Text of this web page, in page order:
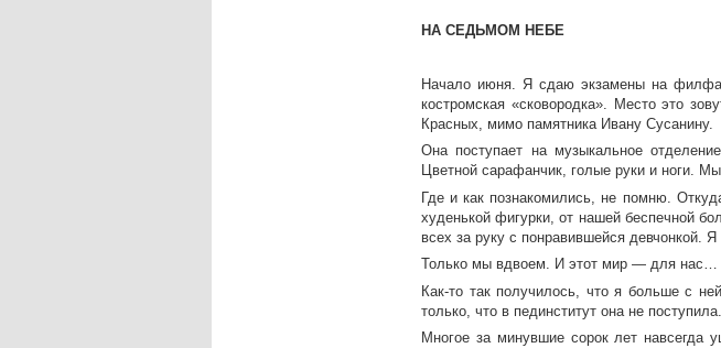
НА СЕДЬМОМ НЕБЕ
Начало июня. Я сдаю экзамены на
костромская «сковородка». Место это
Красных, мимо памятника Ивану Сусанину.
Она поступает на музыкальное
Цветной сарафанчик, голые руки и ноги.
Где и как познакомились, не помню.
худенькой фигурки, от нашей беспечной
всех за руку с понравившейся девчонкой.
Только мы вдвоем. И этот мир — для нас…
Как-то так получилось, что я больше с
только, что в пединститут она не поступила.
Многое за минувшие сорок лет навсегда